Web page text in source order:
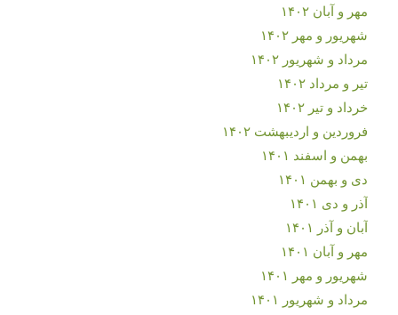
مهر و آبان ۱۴۰۲
شهریور و مهر ۱۴۰۲
مرداد و شهریور ۱۴۰۲
تیر و مرداد ۱۴۰۲
خرداد و تیر ۱۴۰۲
فروردین و اردیبهشت ۱۴۰۲
بهمن و اسفند ۱۴۰۱
دی و بهمن ۱۴۰۱
آذر و دی ۱۴۰۱
آبان و آذر ۱۴۰۱
مهر و آبان ۱۴۰۱
شهریور و مهر ۱۴۰۱
مرداد و شهریور ۱۴۰۱